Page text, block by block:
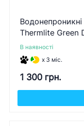
Thermlite Green
В наявності
x 3 міс.
1 300 грн.